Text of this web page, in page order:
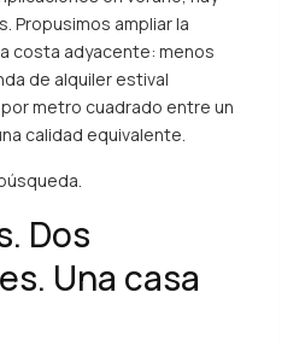
Propusimos ampliar la
costa adyacente: menos
de alquiler estival
metro cuadrado entre un
calidad equivalente.
Dos
Una casa